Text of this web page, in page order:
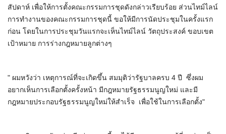
สัปดาห์ เพื่อให้การตั้งคณะกรรมการชุดดังกล่าวเรียบร้อย​ ส่วนไทม์ไลน์
การทำงานของคณะกรรมการชุดนี้ ขอให้มีการนัดประชุมในครั้งแรก
ก่อน โดยในการประชุมวันแรกจะเห็นไทม์ไลน์​ วัตถุประสงค์​ ขอบเขต
เป้าหมาย​ การร่างกฎหมายลูกต่างๆ​
" ผมหวังว่า เหตุการณ์ที่จะเกิดขึ้น สมมุติว่ารัฐบาลครบ 4 ปี ซึ่งผม
อยากเห็นการเลือกตั้งครั้งหน้า มีกฎหมายรัฐธรรมนูญใหม่ และมี
กฎหมายประกอบรัฐธรรมนูญใหม่ให้สำเร็จ​ เพื่อใช้ในการเลือกตั้ง"